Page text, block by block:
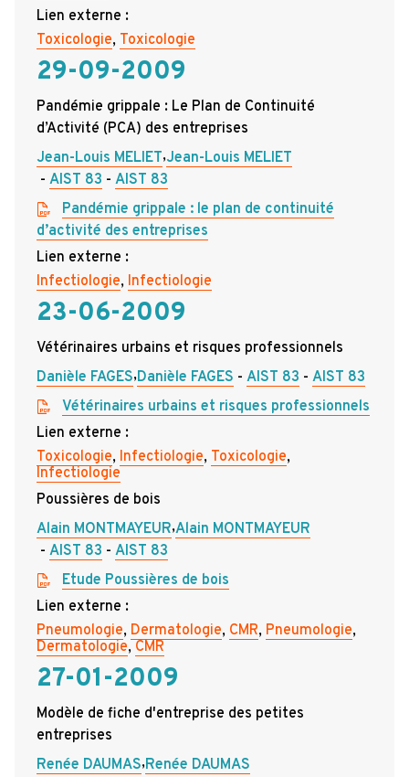
Lien externe :
Toxicologie, Toxicologie
29-09-2009
Pandémie grippale : Le Plan de Continuité
d’Activité (PCA) des entreprises
Jean-Louis MELIET,Jean-Louis MELIET
AIST 83
AIST 83
Pandémie grippale : le plan de continuité
d’activité des entreprises
Lien externe :
Infectiologie, Infectiologie
23-06-2009
Vétérinaires urbains et risques professionnels
Danièle FAGES,Danièle FAGES AIST 83
AIST 83
Vétérinaires urbains et risques professionnels
Lien externe :
Toxicologie, Infectiologie, Toxicologie,
Infectiologie
Poussières de bois
Alain MONTMAYEUR,Alain MONTMAYEUR
AIST 83
AIST 83
Etude Poussières de bois
Lien externe :
Pneumologie, Dermatologie, CMR, Pneumologie,
Dermatologie, CMR
27-01-2009
Modèle de fiche d'entreprise des petites
entreprises
Renée DAUMAS,Renée DAUMAS